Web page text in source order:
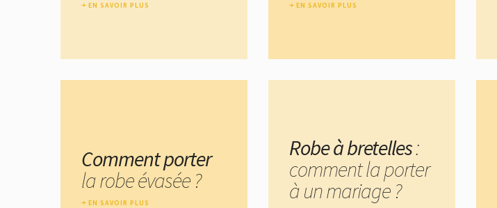
EN SAVOIR PLUS EN SAVOIR PLUS
Comment porter
la robe évasée ?
EN SAVOIR PLUS
Robe à bretelles:
comment la porter
à un mariage ?